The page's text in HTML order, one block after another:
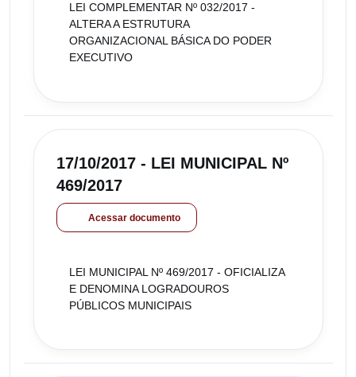
LEI COMPLEMENTAR Nº 032/2017 -
ALTERA A ESTRUTURA
ORGANIZACIONAL BÁSICA DO PODER
EXECUTIVO
17/10/2017 - LEI MUNICIPAL Nº
469/2017
Acessar documento
LEI MUNICIPAL Nº 469/2017 - OFICIALIZA
E DENOMINA LOGRADOUROS
PÚBLICOS MUNICIPAIS